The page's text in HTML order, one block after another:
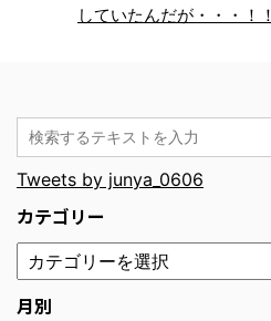
していたんだが・・・！！
Tweets by junya_0606
カテゴリー
月別